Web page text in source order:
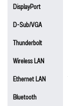
DisplayPort
D-Sub/VGA
Thunderbolt
Wireless LAN
Ethernet LAN
Bluetooth